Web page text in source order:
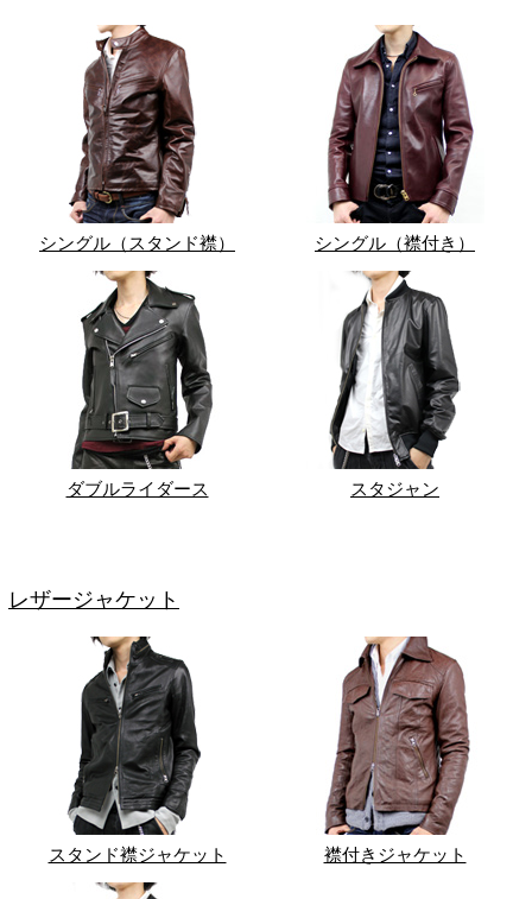
シングル（スタンド襟） シングル（襟付き）
ダブルライダース スタジャン
レザージャケット
スタンド襟ジャケット 襟付きジャケット